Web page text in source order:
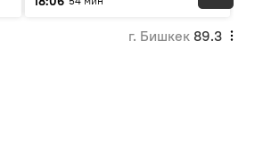
г. Бишкек 89.3